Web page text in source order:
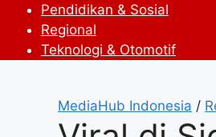
Pendidikan & Sosial
Regional
Teknologi & Otomotif
MediaHub Indonesia /